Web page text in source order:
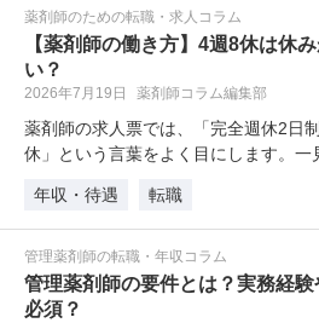
薬剤師のための転職・求人コラム
【薬剤師の働き方】4週8休は休
い？
2026年7月19日 薬剤師コラム編集部
薬剤師の求人票では、「完全週休2日
休」という言葉をよく目にします。一
年収・待遇
転職
管理薬剤師の転職・年収コラム
管理薬剤師の要件とは？実務経験
必須？